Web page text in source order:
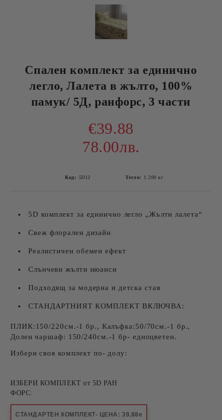
Спален комплект за единично
легло, Лалета в жълто, 100%
памук/ 5Д, ранфорс, 3 части
€39.88
78.00лв.
Код: 5D12 Тегло: 1.200 кг
5D комплект за единично легло „Жълти лалета“
Свеж флорален дизайн
Реалистичен обемен ефект
Слънчеви жълти нюанси
Подходящ за модерна и детска стая
СТАНДАРТНИЯТ КОМПЛЕКТ ВКЛЮЧВА:
ПЛИК:150/220см.-1 бр., Калъфка:50/70см.-1 бр.,
Долен чаршаф: 150/240см.-1 бр- едноцветен.
Избери своя комплект по- долу:
ИЗБЕРИ КОМПЛЕКТ от 5D РАН
ФОРС:
СТАНДАРТЕН КОМПЛЕКТ- ЦЕНА: 39,88e